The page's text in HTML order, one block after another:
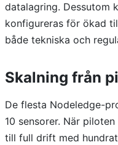
datalagring. Dessutom
konfigureras för ökad
både tekniska och
Skalning från
De flesta Nodeledge-
10 sensorer. När
till full drift med